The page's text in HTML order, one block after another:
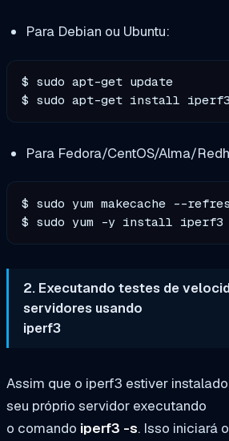
Para Debian ou Ubuntu:
$ sudo apt-get update
$ sudo apt-get install iperf3
Para Fedora/CentOS/Alma/
$ sudo yum makecache --
$ sudo yum -y install iperf3
2. Executando testes de
servidores usando
iperf3
Assim que o iperf3 estiver
seu próprio servidor executando
o comando iperf3 -s. Isso iniciará